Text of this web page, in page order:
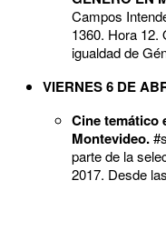
Campos
1360. Hora 12.
igualdad de
VIERNES 6 DE
​Cine temático
Montevideo.
parte de la
2017. Desde